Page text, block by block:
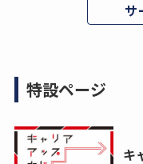
サ
特設ページ
キ